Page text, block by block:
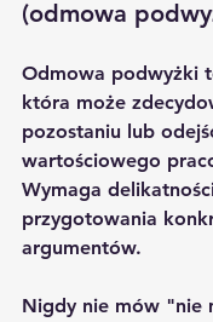
(odmowa
Odmowa podwyżki
która może
pozostaniu lub
wartościowego
Wymaga
przygotowania
argumentów.
Nigdy nie mów "nie